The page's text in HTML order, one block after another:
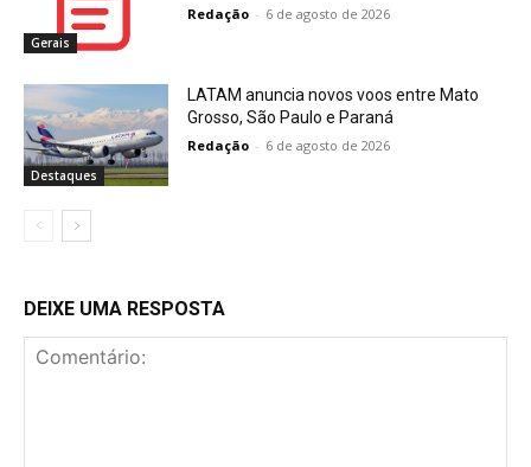
Gerais
Redação - 6 de agosto de 2026
Destaques
LATAM anuncia novos voos entre Mato
Grosso, São Paulo e Paraná
Redação - 6 de agosto de 2026
DEIXE UMA RESPOSTA